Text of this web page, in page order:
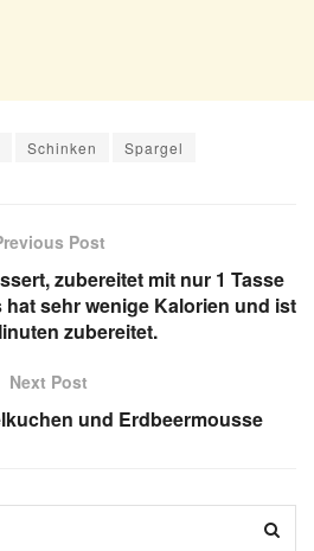
Schinken Spargel
Post
zubereitet mit nur 1 Tasse
sehr wenige Kalorien und ist
zubereitet.
Next Post
und Erdbeermousse